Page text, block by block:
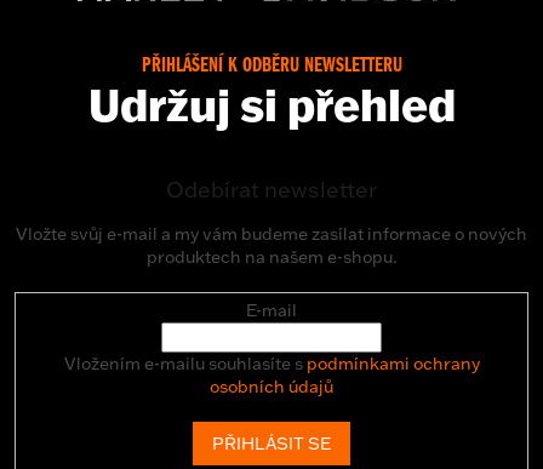
PŘIHLÁŠENÍ K ODBĚRU NEWSLETTERU
Udržuj si přehled
Odebírat newsletter
Vložte svůj e-mail a my vám budeme zasílat informace o nových
produktech na našem e-shopu.
E-mail
Vložením e-mailu souhlasíte s podmínkami ochrany
osobních údajů
PŘIHLÁSIT SE